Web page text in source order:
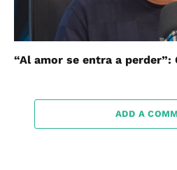
“Al amor se entra a perder”:
ADD A